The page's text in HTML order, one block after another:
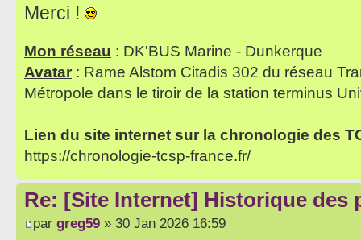
Merci !
Mon réseau : DK'BUS Marine - Dunkerque
Avatar : Rame Alstom Citadis 302 du réseau
Métropole dans le tiroir de la station terminus
Lien du site internet sur la chronologie des
https://chronologie-tcsp-france.fr/
Re: [Site Internet] Historique des
par greg59 » 30 Jan 2026 16:59